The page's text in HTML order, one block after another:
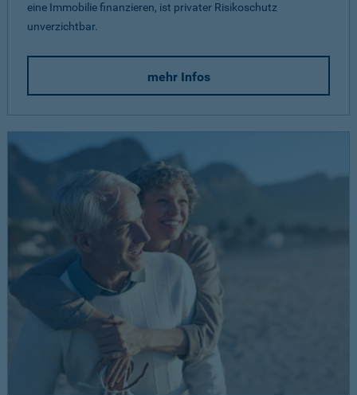
eine Immobilie finanzieren, ist privater Risikoschutz
unverzichtbar.
mehr Infos